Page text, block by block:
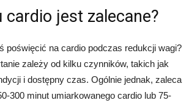
cardio jest zalecane?
poświęcić na cardio podczas redukcji wagi?
zależy od kilku czynników, takich jak
i dostępny czas. Ogólnie jednak, zaleca
300 minut umiarkowanego cardio lub 75-